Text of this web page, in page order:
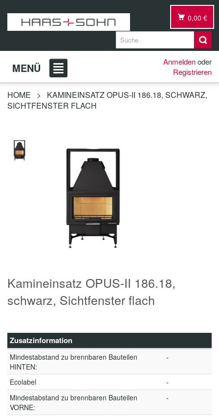
0,00 €
MENÜ Anmeldenoder
Registrieren
HOME >
KAMINEINSATZ OPUS-II 186.18, SCHWARZ,
SICHTFENSTER FLACH
Kamineinsatz OPUS-II 186.18,
schwarz, Sichtfenster flach
Zusatzinformation
Mindestabstand zu brennbaren Bauteilen
HINTEN:
-
Ecolabel -
Mindestabstand zu brennbaren Bauteilen
VORNE:
-